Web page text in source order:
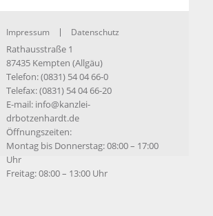
Impressum Datenschutz
Rathausstraße 1
87435 Kempten (Allgäu)
Telefon: (0831) 54 04 66-0
Telefax: (0831) 54 04 66-20
E-mail: info@kanzlei-
drbotzenhardt.de
Öffnungszeiten:
Montag bis Donnerstag: 08:00 – 17:00
Uhr
Freitag: 08:00 – 13:00 Uhr